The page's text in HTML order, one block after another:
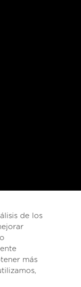
de los
más